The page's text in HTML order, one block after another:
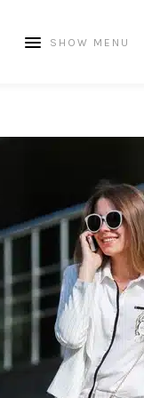
SHOW MENU